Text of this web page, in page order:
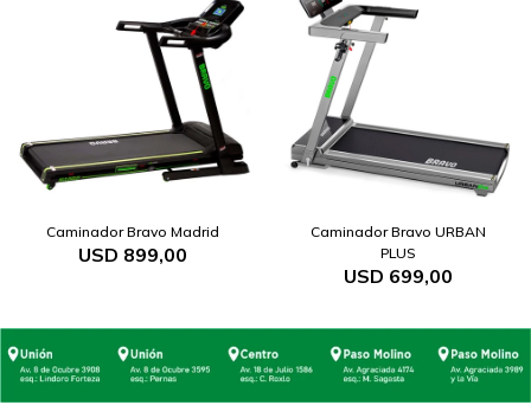
Caminador Bravo Madrid
USD 899,00
Caminador Bravo URBAN
PLUS
USD 699,00